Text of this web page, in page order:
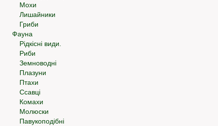
Мохи
Лишайники
Гриби
Фауна
Рідкісні види.
Риби
Земноводні
Плазуни
Птахи
Ссавці
Комахи
Молюски
Павукоподібні